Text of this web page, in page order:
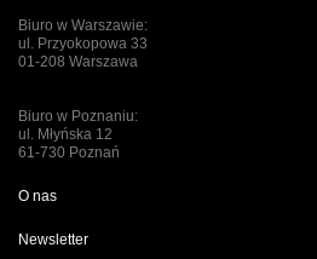
Biuro w Warszawie:
ul. Przyokopowa 33
01-208 Warszawa
Biuro w Poznaniu:
ul. Młyńska 12
61-730 Poznań
O nas
Newsletter